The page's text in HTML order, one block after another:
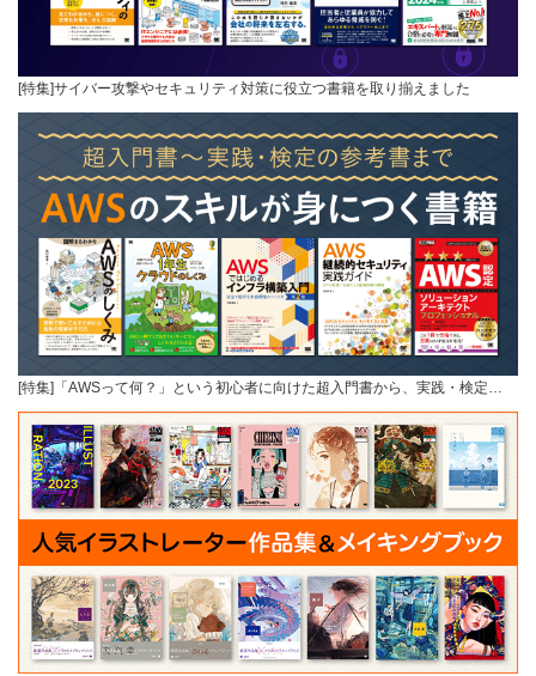
[特集]サイバー攻撃やセキュリティ対策に役立つ書籍を取り揃えました
[特集]「AWSって何？」という初心者に向けた超入門書から、実践・検定…